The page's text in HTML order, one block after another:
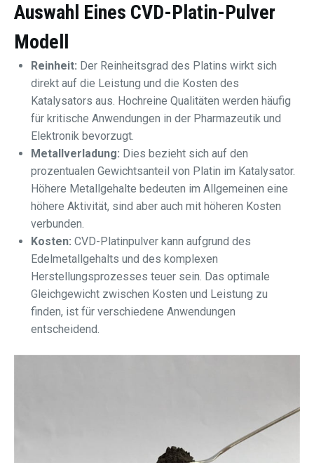
Auswahl Eines CVD-Platin-Pulver
Modell
Reinheit: Der Reinheitsgrad des Platins wirkt sich
direkt auf die Leistung und die Kosten des
Katalysators aus. Hochreine Qualitäten werden häufig
für kritische Anwendungen in der Pharmazeutik und
Elektronik bevorzugt.
Metallverladung: Dies bezieht sich auf den
prozentualen Gewichtsanteil von Platin im Katalysator.
Höhere Metallgehalte bedeuten im Allgemeinen eine
höhere Aktivität, sind aber auch mit höheren Kosten
verbunden.
Kosten: CVD-Platinpulver kann aufgrund des
Edelmetallgehalts und des komplexen
Herstellungsprozesses teuer sein. Das optimale
Gleichgewicht zwischen Kosten und Leistung zu
finden, ist für verschiedene Anwendungen
entscheidend.